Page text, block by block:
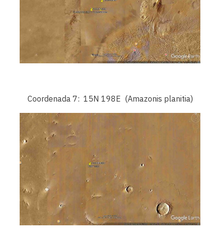
Coordenada 7: 15N 198E (Amazonis planitia)